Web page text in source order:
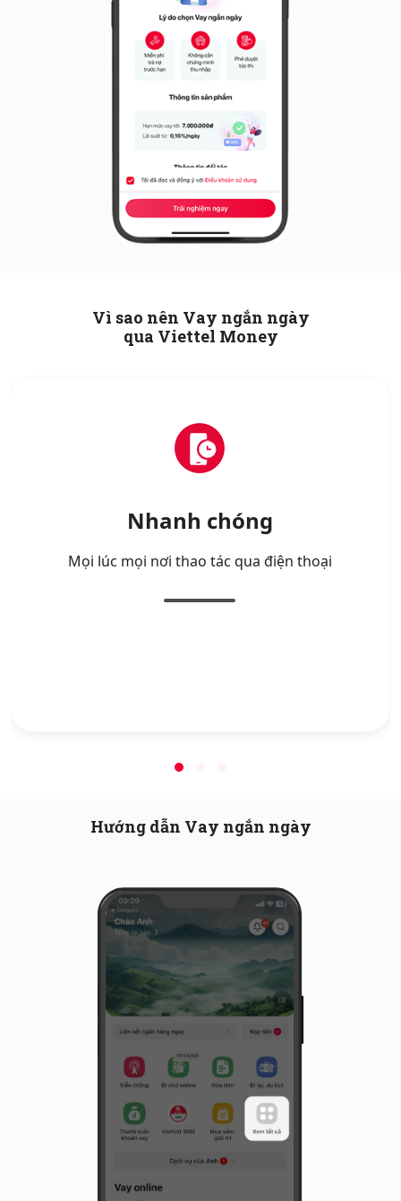
Vì sao nên Vay ngắn ngày
qua Viettel Money
Nhanh chóng
Mọi lúc mọi nơi thao tác qua điện thoại
Hướng dẫn Vay ngắn ngày